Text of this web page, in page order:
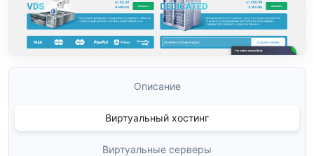
Описание
Виртуальный хостинг
Виртуальные серверы